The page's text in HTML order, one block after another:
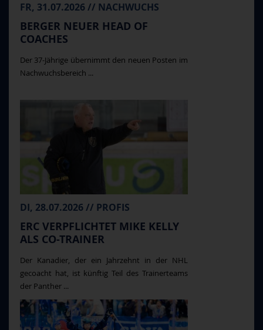
FR, 31.07.2026 // NACHWUCHS
BERGER NEUER HEAD OF
COACHES
Der 37-Jährige übernimmt den neuen Posten im
Nachwuchsbereich ...
DI, 28.07.2026 // PROFIS
ERC VERPFLICHTET MIKE KELLY
ALS CO-TRAINER
Der Kanadier, der ein Jahrzehnt in der NHL
gecoacht hat, ist künftig Teil des Trainerteams
der Panther ...